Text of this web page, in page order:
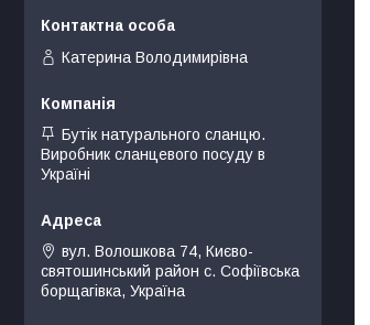
Катерина Володимирівна
Бутік натурального сланцю.
Виробник сланцевого посуду в
Україні
вул. Волошкова 74, Києво-
святошинський район с. Софіївська
борщагівка, Україна